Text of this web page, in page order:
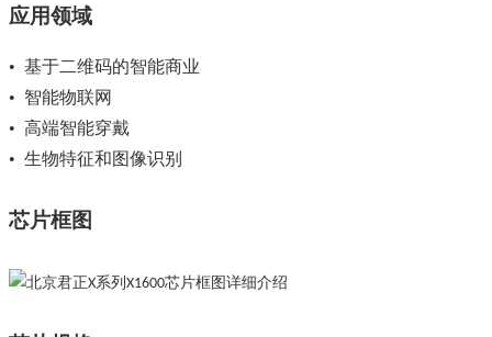
应用领域
• 基于二维码的智能商业
• 智能物联网
• 高端智能穿戴
• 生物特征和图像识别
芯片框图